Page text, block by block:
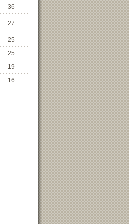
36
27
25
25
19
16